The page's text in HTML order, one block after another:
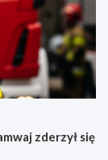
zderzył się